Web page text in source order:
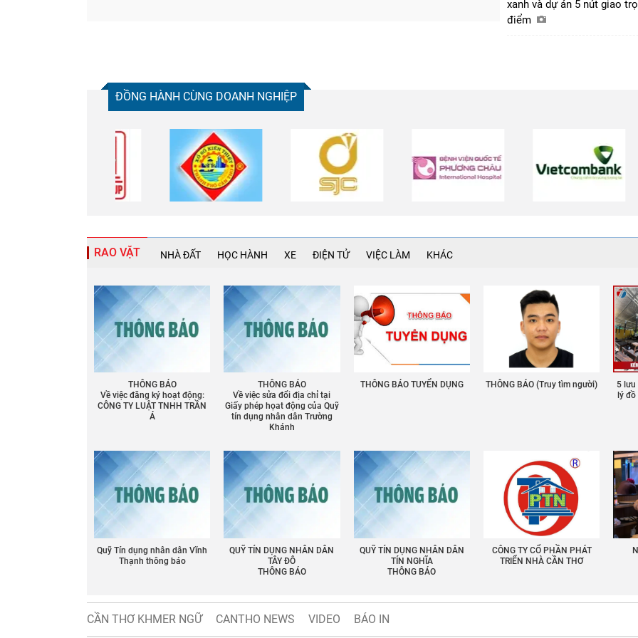
Chia sẻ
xanh và dự án 5 nút giao
điểm
ĐỒNG HÀNH CÙNG DOANH NGHIỆP
RAO VẶT NHÀ ĐẤT HỌC HÀNH XE ĐIỆN TỬ VIỆC LÀM KHÁC
THÔNG BÁO
Về việc đăng ký hoạt động:
CÔNG TY LUẬT TNHH TRẦN
Á
THÔNG BÁO
Về việc sửa đổi địa chỉ tại
Giấy phép họat động của Quỹ
tín dụng nhân dân Trường
Khánh
THÔNG BÁO TUYỂN DỤNG THÔNG BÁO (Truy tìm người)
5
lý
Quỹ Tín dụng nhân dân Vĩnh
Thạnh thông báo
QUỸ TÍN DỤNG NHÂN DÂN
TÂY ĐÔ
THÔNG BÁO
QUỸ TÍN DỤNG NHÂN DÂN
TÍN NGHĨA
THÔNG BÁO
CÔNG TY CỔ PHẦN PHÁT
TRIỂN NHÀ CẦN THƠ
CẦN THƠ KHMER NGỮ CANTHO NEWS VIDEO BÁO IN